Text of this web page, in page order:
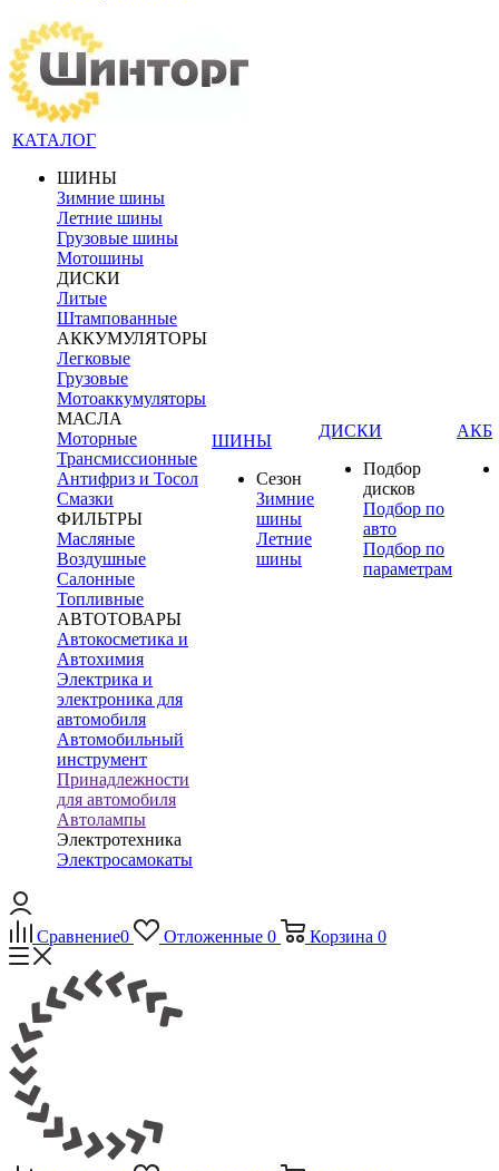
КАТАЛОГ
ШИНЫ
Зимние шины
Летние шины
Грузовые шины
Мотошины
ДИСКИ
Литые
Штампованные
АККУМУЛЯТОРЫ
Легковые
Грузовые
Мотоаккумуляторы
МАСЛА
Моторные
Трансмиссионные
Антифриз и Тосол
Смазки
ФИЛЬТРЫ
Масляные
Воздушные
Салонные
Топливные
АВТОТОВАРЫ
Автокосметика и
Автохимия
Электрика и
электроника для
автомобиля
Автомобильный
инструмент
Принадлежности
для автомобиля
Автолампы
Электротехника
Электросамокаты
ШИНЫ
Сезон
Зимние
шины
Летние
шины
ДИСКИ
Подбор
дисков
Подбор по
авто
Подбор по
параметрам
АКБ
Сравнение0 Отложенные 0 Корзина 0